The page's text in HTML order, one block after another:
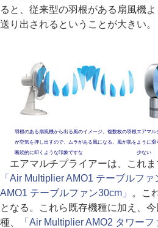
ると、従来型の羽根がある扇風機
送り出されるということが大きい。
羽根のある扇風機から出る風のイメージ。複数枚の羽根
が空気を押し出すので、ムラがある風になる。風が肌を
断続的に叩くような印象ですな
エアマル
ように滑
少ない
エアマルチプライアーは、これま
「Air Multiplier AMO1 テーブルファ
AMO1 テーブルファン30cm」
。こ
となる。これら既存機種に加え、
種、
「Air Multiplier AMO2 タワーフ